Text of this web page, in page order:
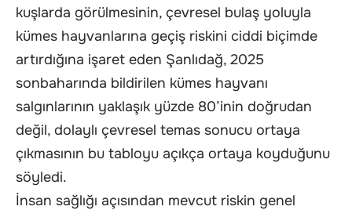
kuşlarda görülmesinin, çevresel bulaş yoluyla
kümes hayvanlarına geçiş riskini ciddi biçimde
artırdığına işaret eden Şanlıdağ, 2025
sonbaharında bildirilen kümes hayvanı
salgınlarının yaklaşık yüzde 80’inin doğrudan
değil, dolaylı çevresel temas sonucu ortaya
çıkmasının bu tabloyu açıkça ortaya koyduğunu
söyledi.
İnsan sağlığı açısından mevcut riskin genel